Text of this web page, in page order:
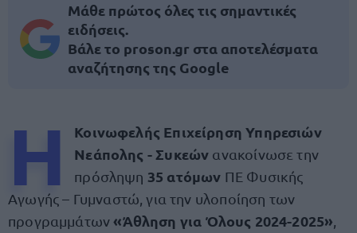
Μάθε πρώτος όλες τις σημαντικές
ειδήσεις.
Βάλε το proson.gr στα αποτελέσματα
αναζήτησης της Google
Η
Κοινωφελής Επιχείρηση Υπηρεσιών
Νεάπολης - Συκεών ανακοίνωσε την
πρόσληψη 35 ατόμων ΠΕ Φυσικής
Αγωγής – Γυμναστώ, για την υλοποίηση των
προγραμμάτων«Άθληση για Όλους 2024-2025»